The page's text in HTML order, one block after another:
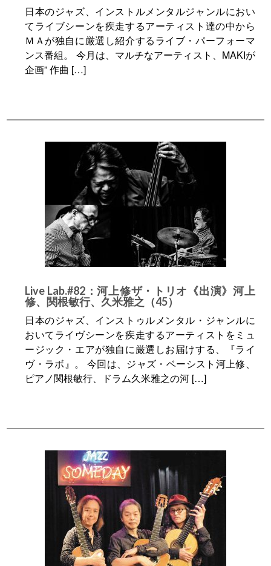
日本のジャズ、インストルメンタルジャンルにおい
てライブシーンを疾走するアーティスト達の中から
ＭＡが独自に厳選し紹介するライブ・パーフォーマ
ンス番組。 今月は、マルチなアーティスト、MAKIが
企画” 作曲 […]
Live Lab.#82：河上修ザ・トリオ《出演》河上
修、関根敏行、久米雅之（45）
日本のジャズ、インストゥルメンタル・ジャンルに
おいてライヴシーンを疾走するアーティストをミュ
ージック・エアが独自に厳選しお届けする、『ライ
ヴ・ラボ』。 今回は、ジャズ・ベーシスト河上修、
ピアノ関根敏行、ドラム久米雅之の河 […]